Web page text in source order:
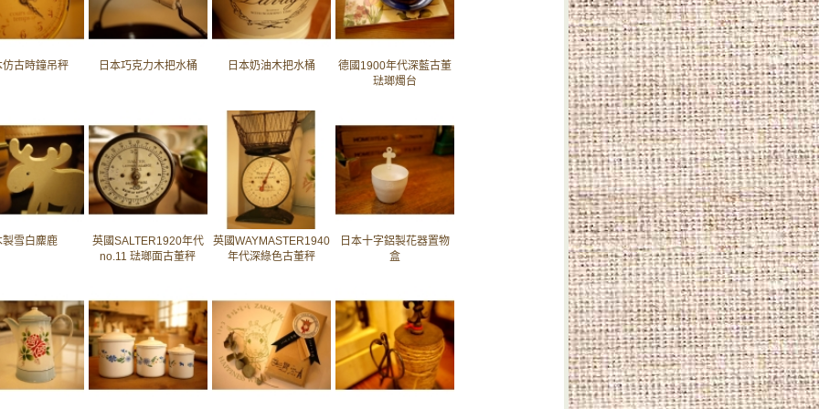
仿古時鐘吊秤 日本巧克力木把水桶 日本奶油木把水桶
德國1900年代深藍古董
琺瑯燭台
製雪白麋鹿
英國SALTER1920年代
no.11 琺瑯面古董秤
英國WAYMASTER1940
年代深綠色古董秤
日本十字鋁製花器置物
盒